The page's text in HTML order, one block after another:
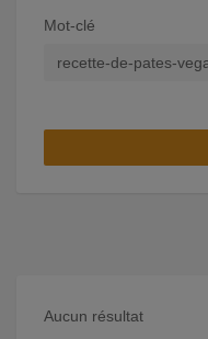
Mot-clé
Aucun résultat